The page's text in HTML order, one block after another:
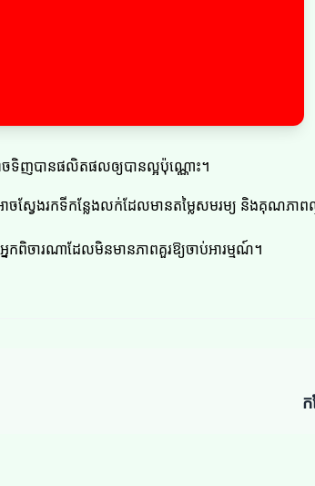
ាចទិញបានផលិតផលឲ្យបានល្អប៉ុណ្ណោះ។
ាចស្វែងរកទីកន្លែងលក់ដែលមានតម្លៃសមរម្យ និងគុណភាព
កពិចារណាដែលមិនមានភាពគួរឱ្យចាប់អារម្មណ៍។